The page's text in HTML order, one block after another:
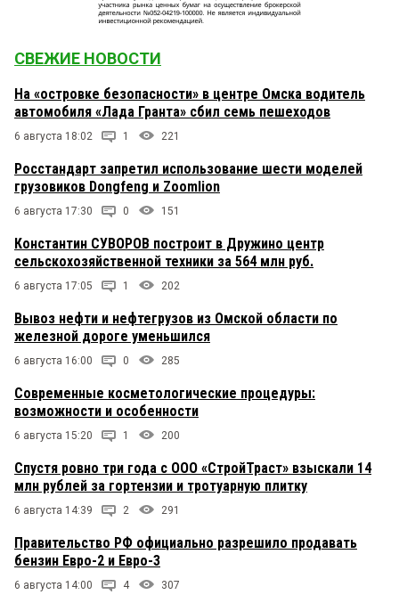
СВЕЖИЕ НОВОСТИ
На «островке безопасности» в центре Омска водитель
автомобиля «Лада Гранта» сбил семь пешеходов
6 августа 18:02 1 221
Росстандарт запретил использование шести моделей
грузовиков Dongfeng и Zoomlion
6 августа 17:30 0 151
Константин СУВОРОВ построит в Дружино центр
сельскохозяйственной техники за 564 млн руб.
6 августа 17:05 1 202
Вывоз нефти и нефтегрузов из Омской области по
железной дороге уменьшился
6 августа 16:00 0 285
Современные косметологические процедуры:
возможности и особенности
6 августа 15:20 1 200
Спустя ровно три года с ООО «СтройТраст» взыскали 14
млн рублей за гортензии и тротуарную плитку
6 августа 14:39 2 291
Правительство РФ официально разрешило продавать
бензин Евро-2 и Евро-3
6 августа 14:00 4 307